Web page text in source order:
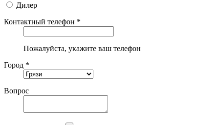
Дилер
Контактный телефон *
Пожалуйста, укажите ваш телефон
Город *
Вопрос